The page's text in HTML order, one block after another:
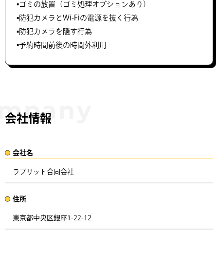
▪️ゴミの放置（ゴミ処理オプションあり）
▪️防犯カメラとWi-Fiの電源を抜く行為
▪️防犯カメラを隠す行為
▪️予約時間前後の時間外利用
会社情報
会社名​
ラブリット合同会社
住所​​
東京都中央区銀座1-22-12 ​